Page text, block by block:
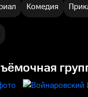
Комедия